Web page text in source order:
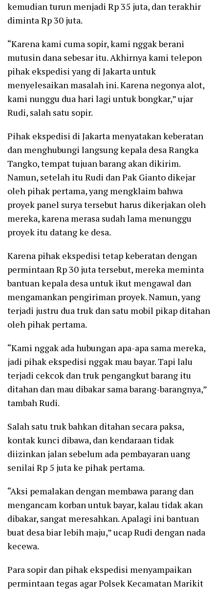
kemudian turun menjadi Rp 35 juta, dan terakhir
diminta Rp 30 juta.
“Karena kami cuma sopir, kami nggak berani
mutusin dana sebesar itu. Akhirnya kami telepon
pihak ekspedisi yang di Jakarta untuk
menyelesaikan masalah ini. Karena negonya alot,
kami nunggu dua hari lagi untuk bongkar,” ujar
Rudi, salah satu sopir.
Pihak ekspedisi di Jakarta menyatakan keberatan
dan menghubungi langsung kepala desa Rangka
Tangko, tempat tujuan barang akan dikirim.
Namun, setelah itu Rudi dan Pak Gianto dikejar
oleh pihak pertama, yang mengklaim bahwa
proyek panel surya tersebut harus dikerjakan oleh
mereka, karena merasa sudah lama menunggu
proyek itu datang ke desa.
Karena pihak ekspedisi tetap keberatan dengan
permintaan Rp 30 juta tersebut, mereka meminta
bantuan kepala desa untuk ikut mengawal dan
mengamankan pengiriman proyek. Namun, yang
terjadi justru dua truk dan satu mobil pikap ditahan
oleh pihak pertama.
“Kami nggak ada hubungan apa-apa sama mereka,
jadi pihak ekspedisi nggak mau bayar. Tapi lalu
terjadi cekcok dan truk pengangkut barang itu
ditahan dan mau dibakar sama barang-barangnya,”
tambah Rudi.
Salah satu truk bahkan ditahan secara paksa,
kontak kunci dibawa, dan kendaraan tidak
diizinkan jalan sebelum ada pembayaran uang
senilai Rp 5 juta ke pihak pertama.
“Aksi pemalakan dengan membawa parang dan
mengancam korban untuk bayar, kalau tidak akan
dibakar, sangat meresahkan. Apalagi ini bantuan
buat desa biar lebih maju,” ucap Rudi dengan nada
kecewa.
Para sopir dan pihak ekspedisi menyampaikan
permintaan tegas agar Polsek Kecamatan Marikit